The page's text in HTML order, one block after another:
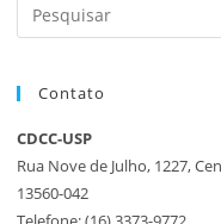
Contato
CDCC-USP
Rua Nove de Julho, 1227,
13560-042